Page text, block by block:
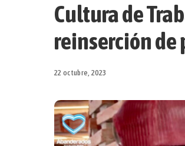
Cultura de
reinserción de
22 octubre, 2023